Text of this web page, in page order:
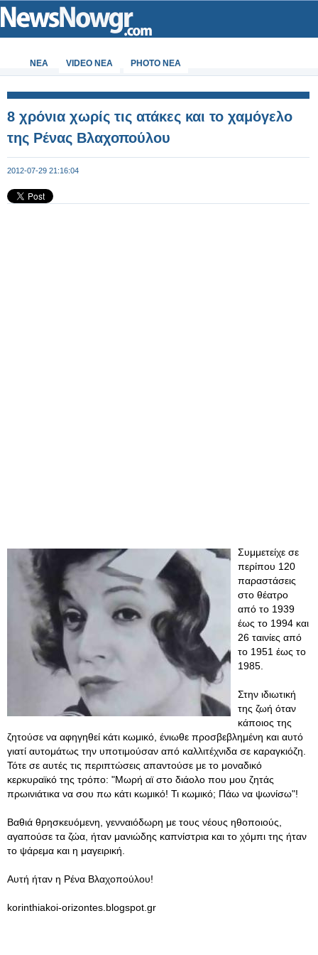
ΝΕΑ VIDEO NEA PHOTO NEA
8 χρόνια χωρίς τις ατάκες και το χαμόγελο
της Ρένας Βλαχοπούλου
2012-07-29 21:16:04
Συμμετείχε σε
περίπου 120
παραστάσεις
στο θέατρο
από το 1939
έως το 1994 και
26 ταινίες από
το 1951 έως το
1985.
Στην ιδιωτική
της ζωή όταν
κάποιος της
ζητούσε να αφηγηθεί κάτι κωμικό, ένιωθε προσβεβλημένη και αυτό
γιατί αυτομάτως την υποτιμούσαν από καλλιτέχνιδα σε καραγκιόζη.
Τότε σε αυτές τις περιπτώσεις απαντούσε με το μοναδικό
κερκυραϊκό της τρόπο: "Μωρή αϊ στο διάολο που μου ζητάς
πρωινιάτικα να σου πω κάτι κωμικό! Τι κωμικό; Πάω να ψωνίσω"!
Βαθιά θρησκευόμενη, γενναιόδωρη με τους νέους ηθοποιούς,
αγαπούσε τα ζώα, ήταν μανιώδης καπνίστρια και το χόμπι της ήταν
το ψάρεμα και η μαγειρική.
Αυτή ήταν η Ρένα Βλαχοπούλου!
korinthiakoi-orizontes.blogspot.gr